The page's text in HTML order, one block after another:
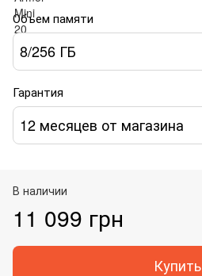
Объем памяти
8/256 ГБ
Гарантия
12 месяцев от магазина
В наличии
11 099 грн
Купить